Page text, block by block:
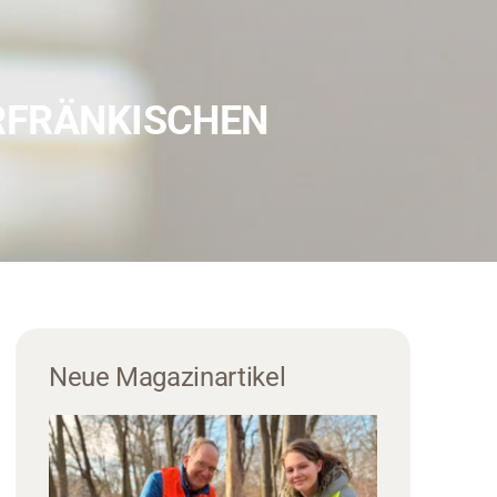
Neue Magazinartikel